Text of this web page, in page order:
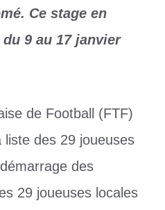
Ce stage en
9 au 17 janvier
de Football (FTF)
liste des 29 joueuses
des
29 joueuses locales